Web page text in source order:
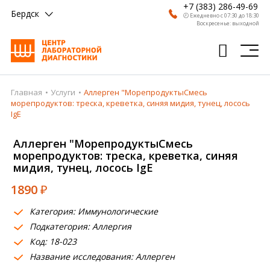
Бердск
+7 (383) 286-49-69
🕗 Ежедневно с 07:30 до 18:30
Воскресенье: выходной
Главная
Анализы
Врачи
Получить результат
Пациентам
О компании
Где сдать
Главная Услуги
Аллерген "МорепродуктыСмесь
морепродуктов: треска, креветка, синяя мидия, тунец, лосось
IgE
Аллерген "МорепродуктыСмесь
морепродуктов: треска, креветка, синяя
мидия, тунец, лосось IgE
1890₽
Категория: Иммунологические
Подкатегория: Аллергия
Код: 18-023
Название исследования: Аллерген